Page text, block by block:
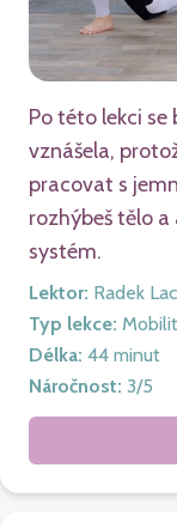
Po této lekci se
vznášela,
pracovat s
rozhýbeš tělo
systém.
Lektor: Radek
Typ lekce:
Délka: 44 minut
Náročnost: 3/5